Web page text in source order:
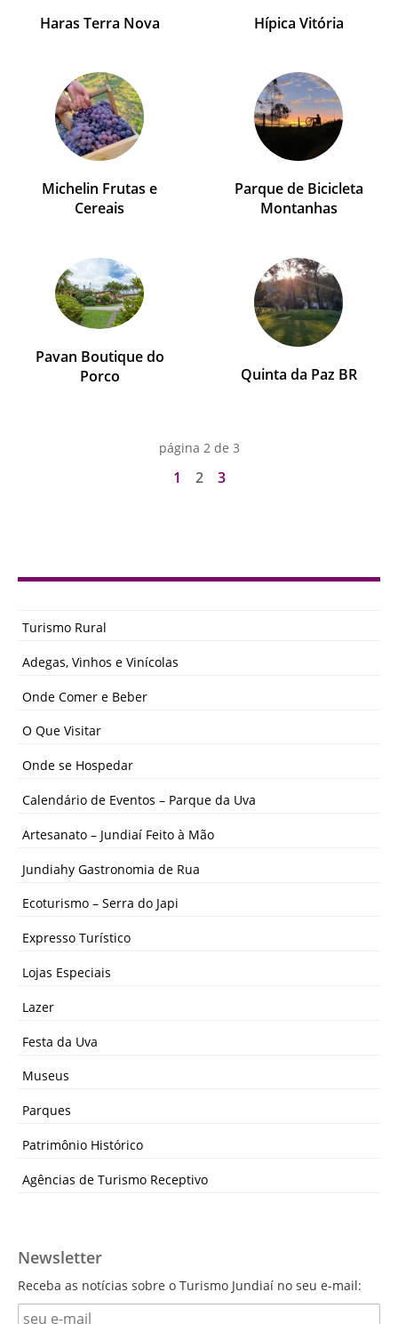
Haras Terra Nova Hípica Vitória
Michelin Frutas e
Cereais
Parque de Bicicleta
Montanhas
Pavan Boutique do
Porco
Quinta da Paz BR
página 2 de 3
1 2 3
Turismo Rural
Adegas, Vinhos e Vinícolas
Onde Comer e Beber
O Que Visitar
Onde se Hospedar
Calendário de Eventos – Parque da Uva
Artesanato – Jundiaí Feito à Mão
Jundiahy Gastronomia de Rua
Ecoturismo – Serra do Japi
Expresso Turístico
Lojas Especiais
Lazer
Festa da Uva
Museus
Parques
Patrimônio Histórico
Agências de Turismo Receptivo
Newsletter
Receba as notícias sobre o Turismo Jundiaí no seu e-mail: